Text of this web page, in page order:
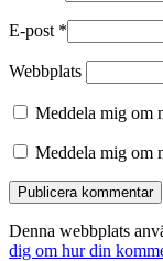
E-post *
Webbplats
Meddela mig om
Meddela mig om
Denna webbplats
dig om hur din